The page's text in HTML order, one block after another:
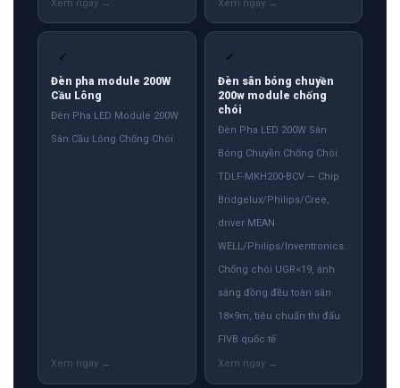
✓
Đèn pha module 200W
Cầu Lông
Đèn Pha LED Module 200W
Sân Cầu Lông Chống Chói
✓
Đèn sân bóng chuyền
200w module chống
chói
Đèn Pha LED 200W Sân
Bóng Chuyền Chống Chói
TDLF-MKH200-BCV — Chip
Bridgelux/Philips/Cree,
driver MEAN
WELL/Philips/Inventronics.
Chống chói UGR<19, ánh
sáng đồng đều toàn sân
18×9m, tiêu chuẩn thi đấu
FIVB quốc tế